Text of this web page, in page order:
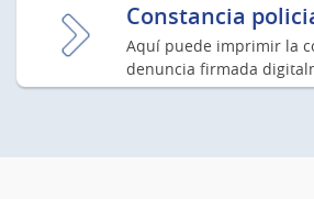
Constancia
Aquí puede imprimir la
denuncia firmada